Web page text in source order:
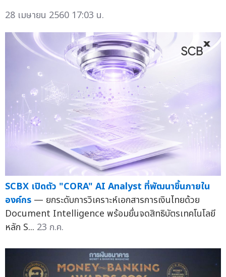
28 เมษายน 2560 17:03 น.
SCBX เปิดตัว "CORA" AI Analyst ที่พัฒนาขึ้นภายใน
องค์กร — ยกระดับการวิเคราะห์เอกสารการเงินไทยด้วย
Document Intelligence พร้อมยื่นจดสิทธิบัตรเทคโนโลยี
หลัก S... 23 ก.ค.